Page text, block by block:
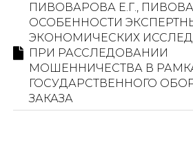
ПИВОВАРОВА Е.Г.,
ОСОБЕННОСТИ
ЭКОНОМИЧЕСКИХ
ПРИ РАССЛЕДОВАНИИ
МОШЕННИЧЕСТВА В
ГОСУДАРСТВЕННОГО
ЗАКАЗА